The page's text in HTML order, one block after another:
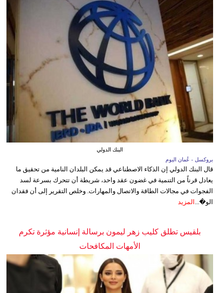
البنك الدولي
بروكسل - عُمان اليوم
قال البنك الدولي إن الذكاء الاصطناعي قد يمكن البلدان النامية من تحقيق ما
يعادل قرناً من التنمية في غضون عقد واحد، شريطة أن تتحرك بسرعة لسد
الفجوات في مجالات الطاقة والاتصال والمهارات. وخلص التقرير إلى أن فقدان
الو�... المزيد
بلقيس تطلق كليب زهر ليمون برسالة إنسانية مؤثرة تكرم
الأمهات المكافحات